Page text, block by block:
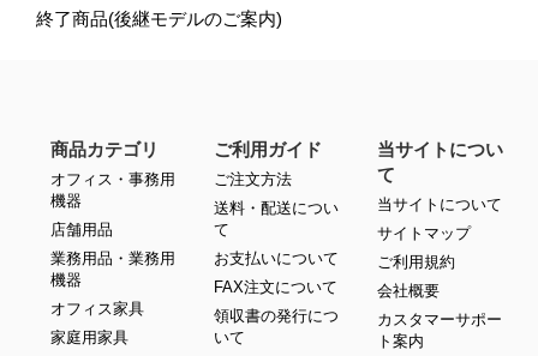
終了商品(後継モデルのご案内)
商品カテゴリ
オフィス・事務用
機器
店舗用品
業務用品・業務用
機器
オフィス家具
家庭用家具
ご利用ガイド
ご注文方法
送料・配送につい
て
お支払いについて
FAX注文について
領収書の発行につ
いて
当サイトについ
て
当サイトについて
サイトマップ
ご利用規約
会社概要
カスタマーサポー
ト案内